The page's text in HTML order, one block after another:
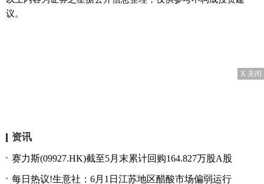
议。
X 关闭
资讯
赛力斯(09927.HK)截至5月末累计回购164.827万股A股
每日热议!生意社：6月1日江苏地区醋酸市场偏弱运行